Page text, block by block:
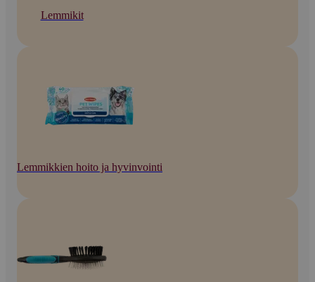
Lemmikit
Lemmikkien hoito ja hyvinvointi